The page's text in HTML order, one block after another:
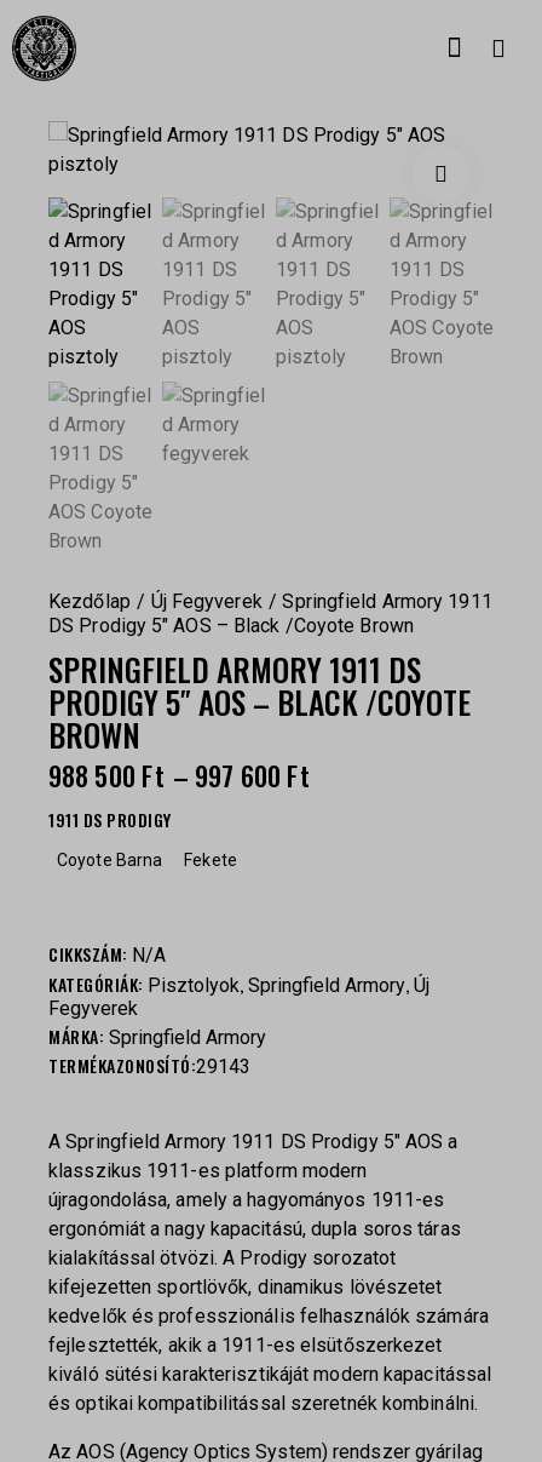
Kezdőlap Új Fegyverek
Springfield Armory 1911
DS Prodigy 5″ AOS – Black /Coyote Brown
SPRINGFIELD ARMORY 1911 DS
PRODIGY 5″ AOS – BLACK /COYOTE
BROWN
988 500 Ft – 997 600 Ft
1911 DS PRODIGY
Coyote Barna Fekete
CIKKSZÁM: N/A
KATEGÓRIÁK: Pisztolyok, Springfield Armory, Új
Fegyverek
MÁRKA: Springfield Armory
TERMÉKAZONOSÍTÓ:29143
A Springfield Armory 1911 DS Prodigy 5″ AOS a
klasszikus 1911-es platform modern
újragondolása, amely a hagyományos 1911-es
ergonómiát a nagy kapacitású, dupla soros táras
kialakítással ötvözi. A Prodigy sorozatot
kifejezetten sportlövők, dinamikus lövészetet
kedvelők és professzionális felhasználók számára
fejlesztették, akik a 1911-es elsütőszerkezet
kiváló sütési karakterisztikáját modern kapacitással
és optikai kompatibilitással szeretnék kombinálni.
Az AOS (Agency Optics System) rendszer gyárilag